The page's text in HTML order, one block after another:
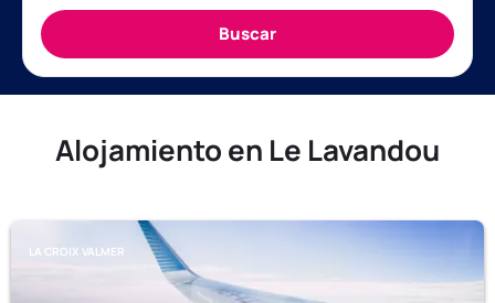
Alojamiento en Le Lavandou
LA CROIX VALMER